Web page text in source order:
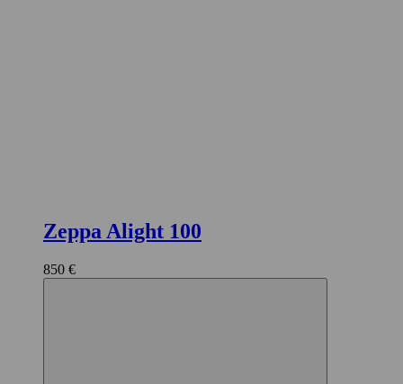
Zeppa Alight 100
850 €